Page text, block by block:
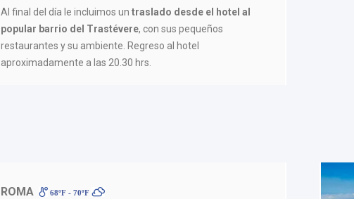
Al final del día le incluimos un traslado desde el hotel al
popular barrio del Trastévere, con sus pequeños
restaurantes y su ambiente. Regreso al hotel
aproximadamente a las 20.30 hrs.
ROMA 68ºF - 70ºF